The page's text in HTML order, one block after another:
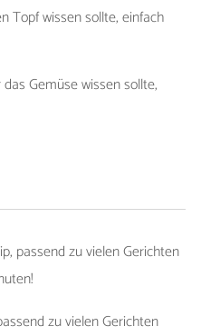
Topf wissen sollte, einfach
Gemüse wissen sollte,
passend zu vielen Gerichten
zu vielen Gerichten